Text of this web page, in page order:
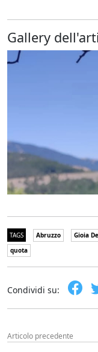
Gallery
TAGS Abruzzo Gioia
quota
Condividi su:
Articolo precedente